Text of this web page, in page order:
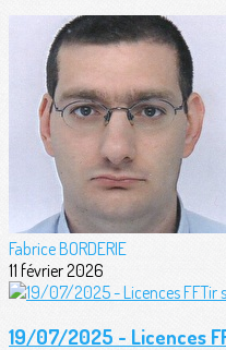
Fabrice BORDERIE
11 février 2026
19/07/2025 - Licences